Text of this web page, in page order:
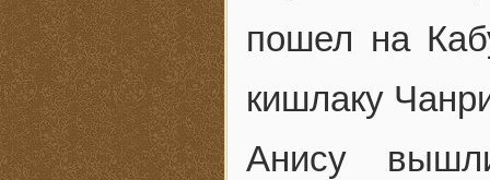
пошел на
кишлаку
Анису